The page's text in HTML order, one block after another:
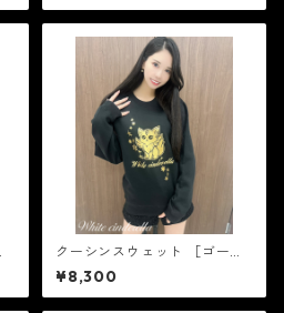
クーシンスウェット ［ゴール
ド箔］
¥8,300